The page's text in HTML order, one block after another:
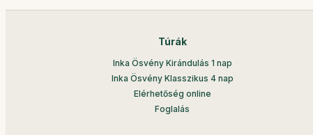
Túrák
Inka Ösvény Kirándulás 1 nap
Inka Ösvény Klasszikus 4 nap
Elérhetőség online
Foglalás